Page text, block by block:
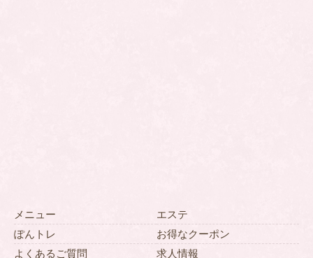
メニュー
エステ
ぽんトレ
お得なクーポン
よくあるご質問
求人情報